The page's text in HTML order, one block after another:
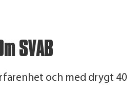
SVAB
och med drygt 40